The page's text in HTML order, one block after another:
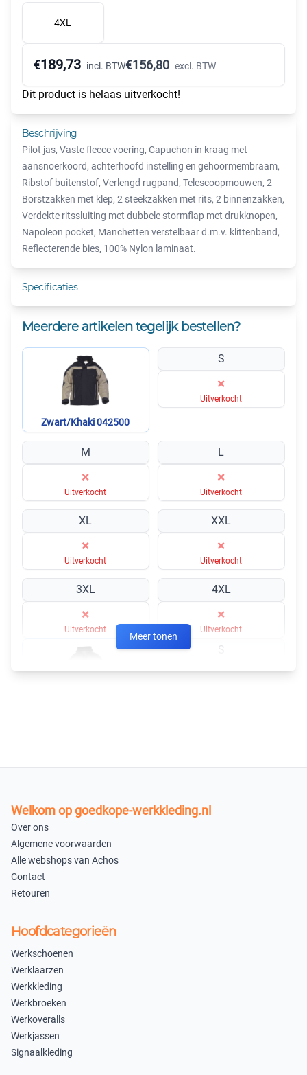
4XL
€189,73 incl. BTW€156,80 excl. BTW
Dit product is helaas uitverkocht!
Beschrijving
Pilot jas, Vaste fleece voering, Capuchon in kraag met
aansnoerkoord, achterhoofd instelling en gehoormembraam,
Ribstof buitenstof, Verlengd rugpand, Telescoopmouwen, 2
Borstzakken met klep, 2 steekzakken met rits, 2 binnenzakken,
Verdekte ritssluiting met dubbele stormflap met drukknopen,
Napoleon pocket, Manchetten verstelbaar d.m.v. klittenband,
Reflecterende bies, 100% Nylon laminaat.
Specificaties
Meerdere artikelen tegelijk bestellen?
Zwart/Khaki 042500
S
×
Uitverkocht
M
×
Uitverkocht
L
×
Uitverkocht
XL
×
Uitverkocht
XXL
×
Uitverkocht
3XL
×
Uitverkocht
4XL
×
Uitverkocht
S
×
× ×
XL
Zwart/Marine 042502
Meer tonen
Welkom op goedkope-werkkleding.nl
Over ons
Algemene voorwaarden
Alle webshops van Achos
Contact
Retouren
Hoofdcategorieën
Werkschoenen
Werklaarzen
Werkkleding
Werkbroeken
Werkoveralls
Werkjassen
Signaalkleding